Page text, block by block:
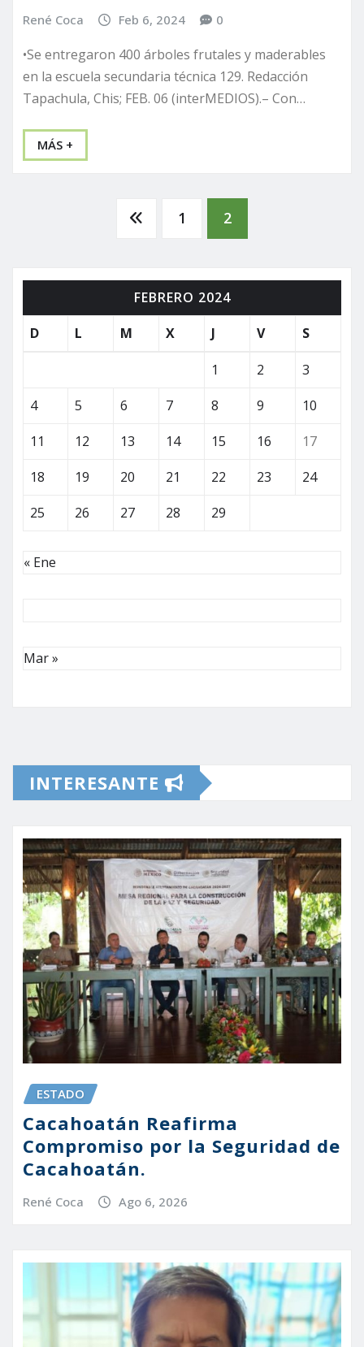
René Coca Feb 6, 2024 0
•Se entregaron 400 árboles frutales y maderables
en la escuela secundaria técnica 129. Redacción
Tapachula, Chis; FEB. 06 (interMEDIOS).– Con…
MÁS +
Paginación
de
entradas
1 2
FEBRERO 2024
D
L M X J V S
1 2
3
4
5 6 7 8 9
10
11
12 13 14 15 16
17
18
19 20 21 22 23
24
25
26 27 28 29
« Ene
Mar »
INTERESANTE
ESTADO
Cacahoatán Reafirma
Compromiso por la Seguridad de
Cacahoatán.
René Coca Ago 6, 2026